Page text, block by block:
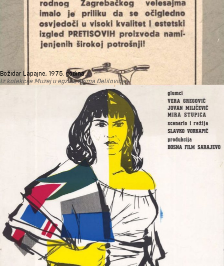
Božidar Lapajne, 1975. godina.
Iz kolekcije Muzej u egzilu, Asima Đelilovića.